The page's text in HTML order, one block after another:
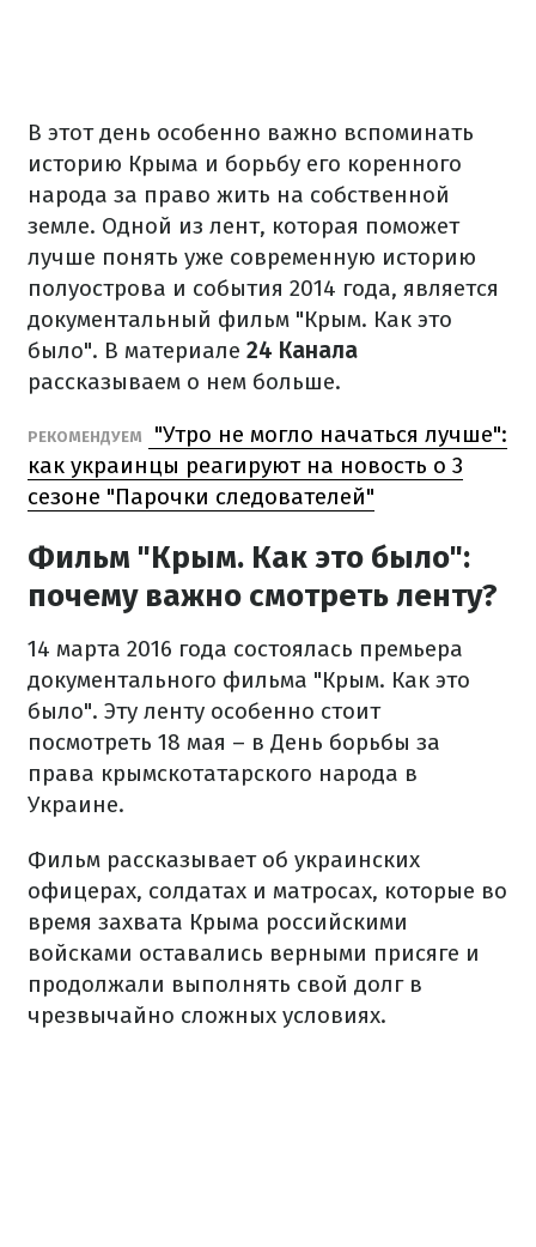
В этот день особенно важно вспоминать
историю Крыма и борьбу его коренного
народа за право жить на собственной
земле. Одной из лент, которая поможет
лучше понять уже современную историю
полуострова и события 2014 года, является
документальный фильм "Крым. Как это
было". В материале 24 Канала
рассказываем о нем больше.
РЕКОМЕНДУЕМ
"Утро не могло начаться лучше":
как украинцы реагируют на новость о 3
сезоне "Парочки следователей"
Фильм "Крым. Как это было":
почему важно смотреть ленту?
14 марта 2016 года состоялась премьера
документального фильма "Крым. Как это
было". Эту ленту особенно стоит
посмотреть 18 мая – в День борьбы за
права крымскотатарского народа в
Украине.
Фильм рассказывает об украинских
офицерах, солдатах и матросах, которые во
время захвата Крыма российскими
войсками оставались верными присяге и
продолжали выполнять свой долг в
чрезвычайно сложных условиях.